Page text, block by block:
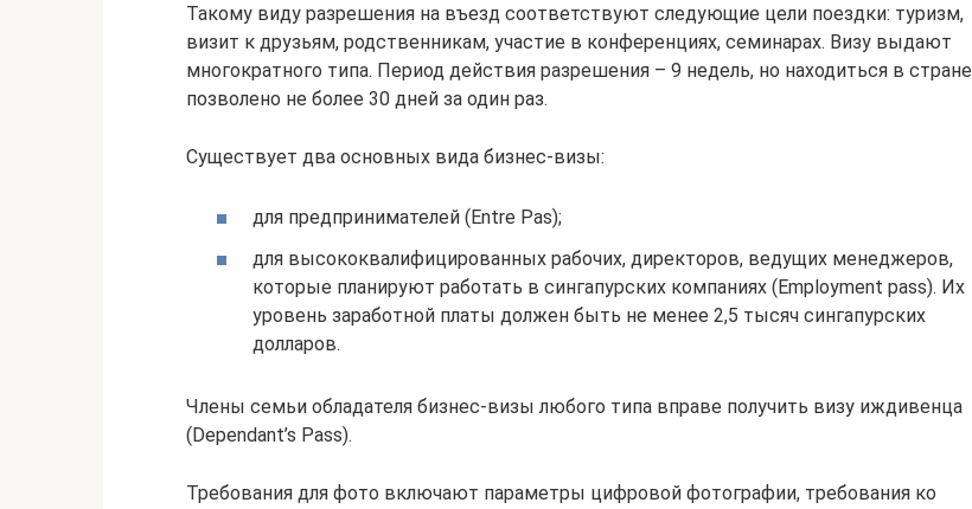
Такому виду разрешения на въезд соответствуют следующие цели поездки: туризм,
визит к друзьям, родственникам, участие в конференциях, семинарах. Визу выдают
многократного типа. Период действия разрешения – 9 недель, но находиться в стране
позволено не более 30 дней за один раз.
Существует два основных вида бизнес-визы:
для предпринимателей (Entre Pas);
для высококвалифицированных рабочих, директоров, ведущих менеджеров,
которые планируют работать в сингапурских компаниях (Employment pass). Их
уровень заработной платы должен быть не менее 2,5 тысяч сингапурских
долларов.
Члены семьи обладателя бизнес-визы любого типа вправе получить визу иждивенца
(Dependant’s Pass).
Требования для фото включают параметры цифровой фотографии, требования ко